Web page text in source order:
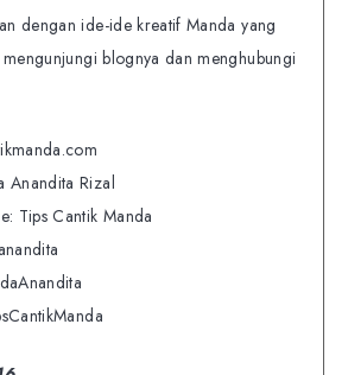
dengan ide-ide kreatif Manda yang
blognya dan menghubungi
Anandita Rizal
Tips Cantik Manda